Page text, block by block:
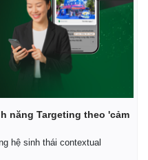
năng Targeting theo 'cảm
hệ sinh thái contextual